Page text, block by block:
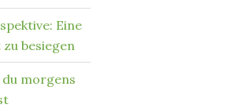
Eine
besiegen
morgens